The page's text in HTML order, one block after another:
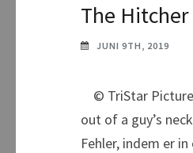
The Hitcher
JUNI 9TH, 2019
© TriStar
out of a guy’s
Fehler, indem er